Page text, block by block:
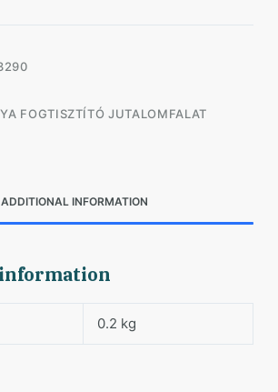
FOGTISZTÍTÓ JUTALOMFALAT
ADDITIONAL INFORMATION
0.2 kg